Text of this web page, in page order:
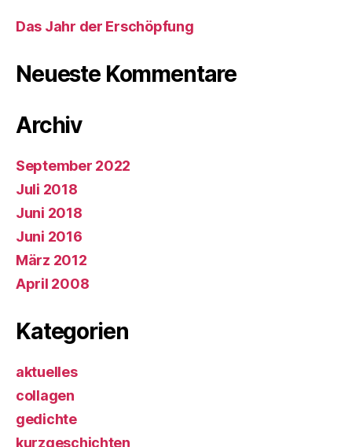
Das Jahr der Erschöpfung
Neueste Kommentare
Archiv
September 2022
Juli 2018
Juni 2018
Juni 2016
März 2012
April 2008
Kategorien
aktuelles
collagen
gedichte
kurzgeschichten